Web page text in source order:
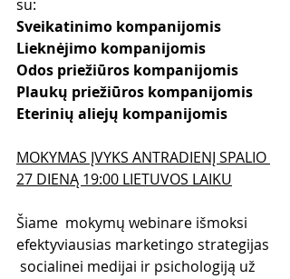
su:
Sveikatinimo kompanijomis
Lieknėjimo kompanijomis
Odos priežiūros kompanijomis
Plaukų priežiūros kompanijomis
Eterinių aliejų kompanijomis
MOKYMAS ĮVYKS ANTRADIENĮ SPALIO
27 DIENĄ 19:00 LIETUVOS LAIKU
Šiame  mokymų webinare išmoksi
efektyviausias marketingo strategijas
socialinei medijai ir psichologiją už